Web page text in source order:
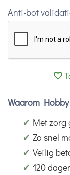
Anti-bot
Waarom
✔ Met zorg
✔ Zo snel
✔ Veilig
✔ 120